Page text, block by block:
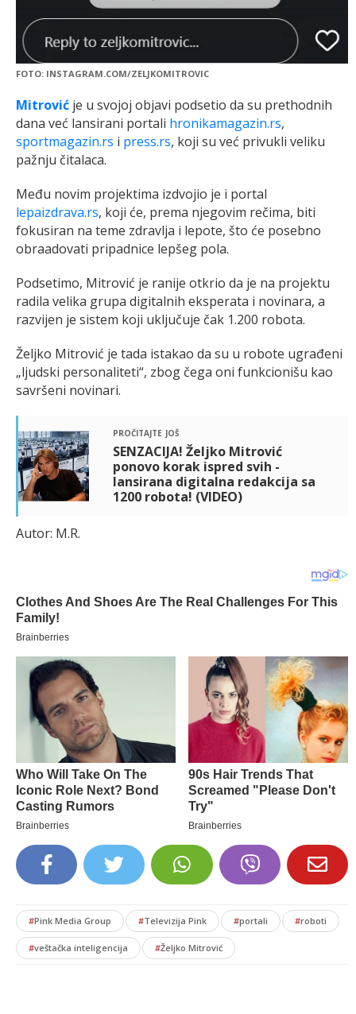
FOTO: INSTAGRAM.COM/ZELJKOMITROVIC
Mitrović je u svojoj objavi podsetio da su prethodnih
dana već lansirani portali hronikamagazin.rs,
sportmagazin.rs i press.rs, koji su već privukli veliku
pažnju čitalaca.
Među novim projektima izdvojio je i portal
lepaizdrava.rs, koji će, prema njegovim rečima, biti
fokusiran na teme zdravlja i lepote, što će posebno
obraadovati pripadnice lepšeg pola.
Podsetimo, Mitrović je ranije otkrio da je na projektu
radila velika grupa digitalnih eksperata i novinara, a
razvijen je sistem koji uključuje čak 1.200 robota.
Željko Mitrović je tada istakao da su u robote ugrađeni
„ljudski personaliteti“, zbog čega oni funkcionišu kao
savršeni novinari.
pročitajte još
SENZACIJA! Željko Mitrović
ponovo korak ispred svih -
lansirana digitalna redakcija sa
1200 robota! (VIDEO)
Autor: M.R.
#Pink Media Group #Televizija Pink #portali #roboti
#veštačka inteligencija #Željko Mitrović